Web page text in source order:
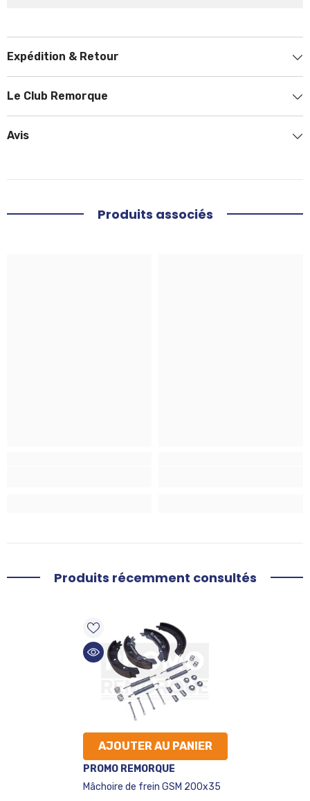
Expédition & Retour
Le Club Remorque
Avis
Produits associés
Produits récemment consultés
AJOUTER AU PANIER
VENDEUR
:
PROMO REMORQUE
Mâchoire de frein GSM 200x35